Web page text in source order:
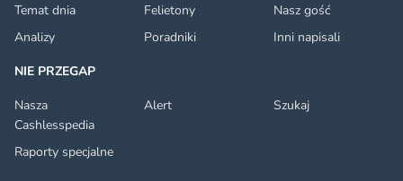
Temat dnia
Felietony
Nasz gość
Analizy
Poradniki
Inni napisali
NIE PRZEGAP
Nasza
Cashlesspedia
Alert Szukaj
Raporty specjalne